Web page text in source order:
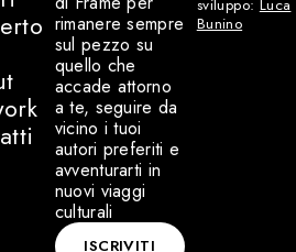
rimanere sempre
sul pezzo su
quello che
accade attorno
a te, seguire da
vicino i tuoi
autori preferiti e
avventurarti in
nuovi viaggi
culturali
ISCRIVITI
sviluppo: Luca
Bunino